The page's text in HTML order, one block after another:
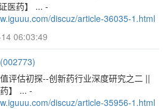
医药】 ... -
discuz/article-36035-1.html
06:03:49
评估初探--创新药行业深度研究之二 ||
药】 ... -
discuz/article-35956-1.html